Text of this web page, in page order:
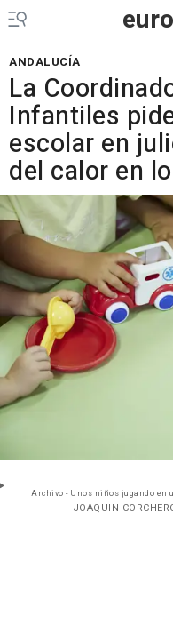
ANDALUCÍA
La
Infantiles
escolar en
del calor en
Archivo - Unos niños jugando en
- JOAQUIN